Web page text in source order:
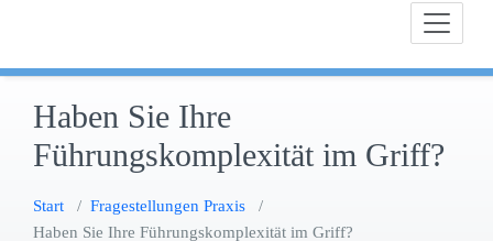
Haben Sie Ihre
Führungskomplexität im Griff?
Start / Fragestellungen Praxis /
Haben Sie Ihre Führungskomplexität im Griff?